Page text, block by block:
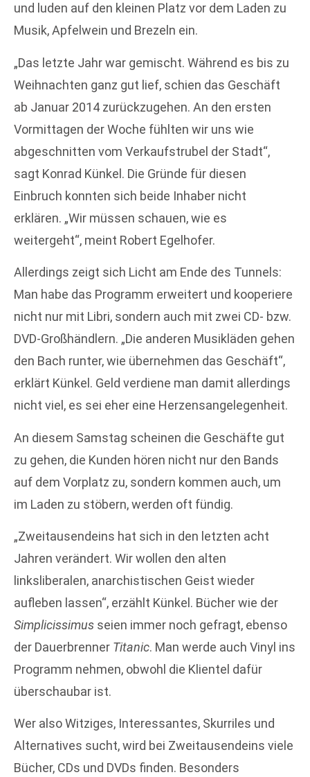
und luden auf den kleinen Platz vor dem Laden zu
Musik, Apfelwein und Brezeln ein.
„Das letzte Jahr war gemischt. Während es bis zu
Weihnachten ganz gut lief, schien das Geschäft
ab Januar 2014 zurückzugehen. An den ersten
Vormittagen der Woche fühlten wir uns wie
abgeschnitten vom Verkaufstrubel der Stadt“,
sagt Konrad Künkel. Die Gründe für diesen
Einbruch konnten sich beide Inhaber nicht
erklären. „Wir müssen schauen, wie es
weitergeht“, meint Robert Egelhofer.
Allerdings zeigt sich Licht am Ende des Tunnels:
Man habe das Programm erweitert und kooperiere
nicht nur mit Libri, sondern auch mit zwei CD- bzw.
DVD-Großhändlern. „Die anderen Musikläden gehen
den Bach runter, wie übernehmen das Geschäft“,
erklärt Künkel. Geld verdiene man damit allerdings
nicht viel, es sei eher eine Herzensangelegenheit.
An diesem Samstag scheinen die Geschäfte gut
zu gehen, die Kunden hören nicht nur den Bands
auf dem Vorplatz zu, sondern kommen auch, um
im Laden zu stöbern, werden oft fündig.
„Zweitausendeins hat sich in den letzten acht
Jahren verändert. Wir wollen den alten
linksliberalen, anarchistischen Geist wieder
aufleben lassen“, erzählt Künkel. Bücher wie der
Simplicissimus seien immer noch gefragt, ebenso
der Dauerbrenner Titanic. Man werde auch Vinyl ins
Programm nehmen, obwohl die Klientel dafür
überschaubar ist.
Wer also Witziges, Interessantes, Skurriles und
Alternatives sucht, wird bei Zweitausendeins viele
Bücher, CDs und DVDs finden. Besonders